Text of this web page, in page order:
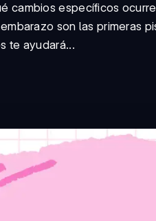
cambios específicos
son las primeras
te ayudará...